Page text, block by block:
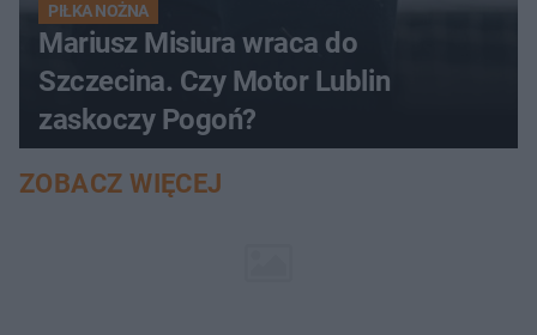
PIŁKA NOŻNA
Mariusz Misiura wraca do
Szczecina. Czy Motor Lublin
zaskoczy Pogoń?
ZOBACZ WIĘCEJ